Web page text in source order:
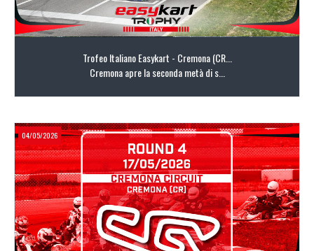
Trofeo Italiano Easykart - Cremona (CR...
Cremona apre la seconda metà di s...
LEGGI TUTTO
04/05/2026